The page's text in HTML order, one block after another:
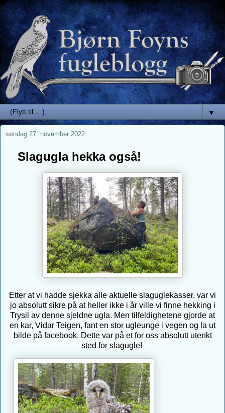
▼
søndag 27. november 2022
Slagugla hekka også!
Etter at vi hadde sjekka alle aktuelle slaguglekasser, var vi
jo absolutt sikre på at heller ikke i år ville vi finne hekking i
Trysil av denne sjeldne ugla. Men tilfeldighetene gjorde at
en kar, Vidar Teigen, fant en stor ugleunge i vegen og la ut
bilde på facebook. Dette var på et for oss absolutt utenkt
sted for slagugle!